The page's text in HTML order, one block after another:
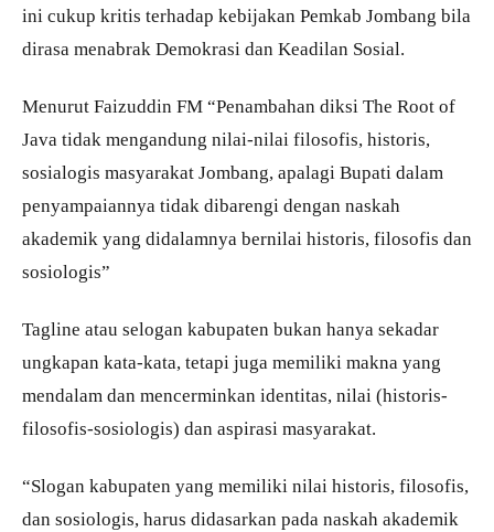
ini cukup kritis terhadap kebijakan Pemkab Jombang bila
dirasa menabrak Demokrasi dan Keadilan Sosial.
Menurut Faizuddin FM “Penambahan diksi The Root of
Java tidak mengandung nilai-nilai filosofis, historis,
sosialogis masyarakat Jombang, apalagi Bupati dalam
penyampaiannya tidak dibarengi dengan naskah
akademik yang didalamnya bernilai historis, filosofis dan
sosiologis”
Tagline atau selogan kabupaten bukan hanya sekadar
ungkapan kata-kata, tetapi juga memiliki makna yang
mendalam dan mencerminkan identitas, nilai (historis-
filosofis-sosiologis) dan aspirasi masyarakat.
“Slogan kabupaten yang memiliki nilai historis, filosofis,
dan sosiologis, harus didasarkan pada naskah akademik